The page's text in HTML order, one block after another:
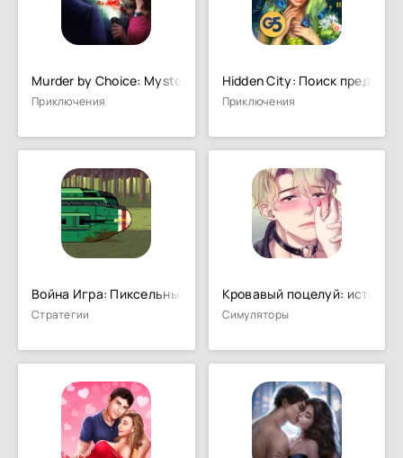
Murder by Choice: Mystery Game
Приключения
Hidden City: Поиск
Приключения
Война Игра: Пиксельные Игры
Стратегии
Кровавый поцелуй: история
Симуляторы